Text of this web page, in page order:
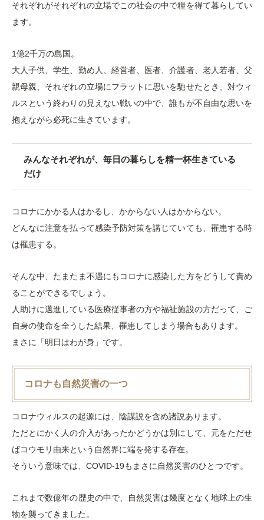
それぞれがそれぞれの立場でこの社会の中で糧を得て暮らしてい
ます。
1億2千万の島国。
大人子供、学生、勤め人、経営者、医者、介護者、老人若者、父
親母親、それぞれの立場にフラットに思いを馳せたとき、対ウィ
ルスという終わりの見えない戦いの中で、誰もが不自由な思いを
抱えながら必死に生きています。
みんなそれぞれが、毎日の暮らしを精一杯生きている
だけ
コロナにかかる人はかるし、かからない人はかからない。
どんなに注意を払って感染予防対策を講じていても、罹患する時
は罹患する。
そんな中、たまたま不遇にもコロナに感染した方をどうして責め
ることができるでしょう。
人助けに邁進している医療従事者の方や福祉施設の方だって、ご
自身の使命を全うした結果、罹患してしまう場合もあります。
まさに「明日はわが身」です。
コロナも自然災害の一つ
コロナウィルスの起源には、陰謀説を含め諸説あります。
ただとにかく人の介入があったかどうかは別にして、元をただせ
ばコウモリ由来という自然界に端を発する存在。
そういう意味では、COVID-19もまさに自然災害のひとつです。
これまで数億年の歴史の中で、自然災害は幾度となく地球上の生
物を襲ってきました。